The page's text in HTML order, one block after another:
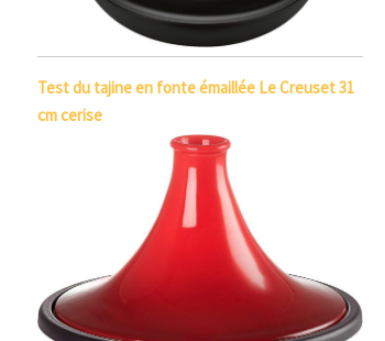
Test du tajine en fonte émaillée Le Creuset 31
cm cerise